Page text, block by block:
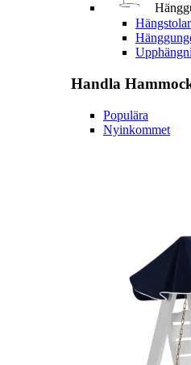
Hängstolar
Handla
Populära
Nyinkommet